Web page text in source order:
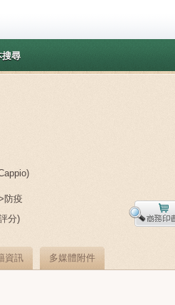
搜尋
防疫
分)
資訊 多媒體附件